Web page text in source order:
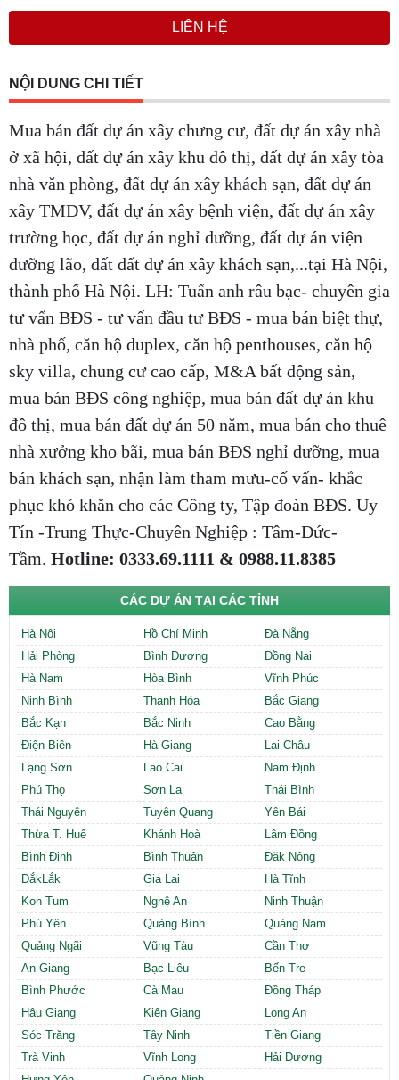
LIÊN HỆ
NỘI DUNG CHI TIẾT
Mua bán đất dự án xây chưng cư, đất dự án xây nhà
ở xã hội, đất dự án xây khu đô thị, đất dự án xây tòa
nhà văn phòng, đất dự án xây khách sạn, đất dự án
xây TMDV, đất dự án xây bệnh viện, đất dự án xây
trường học, đất dự án nghỉ dưỡng, đất dự án viện
dưỡng lão, đất đất dự án xây khách sạn,...tại Hà Nội,
thành phố Hà Nội. LH: Tuấn anh râu bạc- chuyên gia
tư vấn BĐS - tư vấn đầu tư BĐS - mua bán biệt thự,
nhà phố, căn hộ duplex, căn hộ penthouses, căn hộ
sky villa, chung cư cao cấp, M&A bất động sản,
mua bán BĐS công nghiệp, mua bán đất dự án khu
đô thị, mua bán đất dự án 50 năm, mua bán cho thuê
nhà xưởng kho bãi, mua bán BĐS nghỉ dưỡng, mua
bán khách sạn, nhận làm tham mưu-cố vấn- khắc
phục khó khăn cho các Công ty, Tập đoàn BĐS. Uy
Tín -Trung Thực-Chuyên Nghiệp : Tâm-Đức-
Tầm. Hotline: 0333.69.1111 & 0988.11.8385
CÁC DỰ ÁN TẠI CÁC TỈNH
Hà Nội Hồ Chí Minh
Đà Nẵng
Hải Phòng
Bình Dương
Đồng Nai
Hà Nam
Hòa Bình
Vĩnh Phúc
Ninh Bình
Thanh Hóa
Bắc Giang
Bắc Kạn
Bắc Ninh
Cao Bằng
Điện Biên
Hà Giang
Lai Châu
Lạng Sơn
Lao Cai
Nam Định
Phú Thọ
Sơn La
Thái Bình
Thái Nguyên
Tuyên Quang
Yên Bái
Thừa T. Huế
Khánh Hoà
Lâm Đồng
Bình Định
Bình Thuận
Đăk Nông
ĐắkLắk
Gia Lai
Hà Tĩnh
Kon Tum
Nghệ An
Ninh Thuận
Phú Yên
Quảng Bình
Quảng Nam
Quảng Ngãi
Vũng Tàu
Cần Thơ
An Giang
Bạc Liêu
Bến Tre
Bình Phước
Cà Mau
Đồng Tháp
Hậu Giang
Kiên Giang
Long An
Sóc Trăng
Tây Ninh
Tiền Giang
Trà Vinh
Vĩnh Long
Hải Dương